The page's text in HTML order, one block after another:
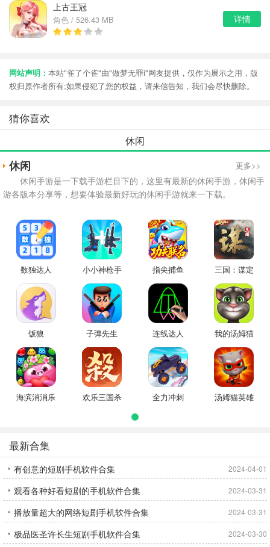
上古王冠
角色 / 526.43 MB 详情
网站声明： 本站"雀了个雀"由"做梦无罪i"网友提供，仅作为展示之用，版
权归原作者所有;如果侵犯了您的权益，请来信告知，我们会尽快删除。
猜你喜欢
休闲
休闲 更多>>
休闲手游是一下载手游栏目下的，这里有最新的休闲手游，休闲手
游各版本分享等，想要体验最新好玩的休闲手游就来一下载。
数独达人 小小神枪手 指尖捕鱼
三国：谋定
天下
饭狼 子弹先生 连线达人 我的汤姆猫
海滨消消乐 欢乐三国杀 全力冲刺
汤姆猫英雄
最新合集
有创意的短剧手机软件合集 2024-04-01
观看各种好看短剧的手机软件合集 2024-03-31
播放量超大的网络短剧手机软件合集 2024-03-31
极品医圣许长生短剧手机软件合集 2024-03-30